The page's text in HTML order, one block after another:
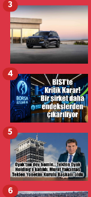
3
4
5
6